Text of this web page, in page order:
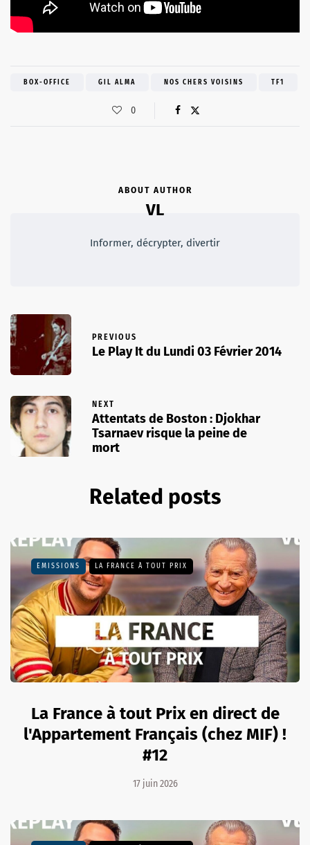
BOX-OFFICE GIL ALMA NOS CHERS VOISINS TF1
0
ABOUT AUTHOR
VL
Informer, décrypter, divertir
PREVIOUS
Le Play It du Lundi 03 Février 2014
NEXT
Attentats de Boston : Djokhar
Tsarnaev risque la peine de
mort
Related posts
EMISSIONS LA FRANCE À TOUT PRIX
La France à tout Prix en direct de
l'Appartement Français (chez MIF) !
#12
17 juin 2026